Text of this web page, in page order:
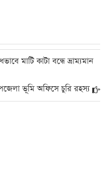
মাটি কাটা বন্ধে ভ্রাম্যমান
ভূমি অফিসে চুরি রহস্য